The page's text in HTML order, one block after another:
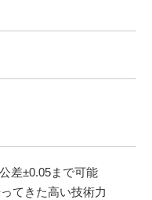
差±0.05まで可能
てきた高い技術力